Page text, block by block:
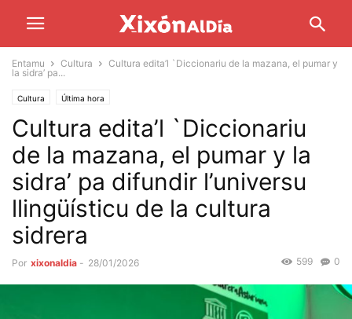
Entamu Cultura
Cultura edita’l `Diccionariu de la mazana, el pumar y
la sidra’ pa...
Cultura Última hora
Cultura edita’l `Diccionariu
de la mazana, el pumar y la
sidra’ pa difundir l’universu
llingüísticu de la cultura
sidrera
Por xixonaldia - 28/01/2026 0
599